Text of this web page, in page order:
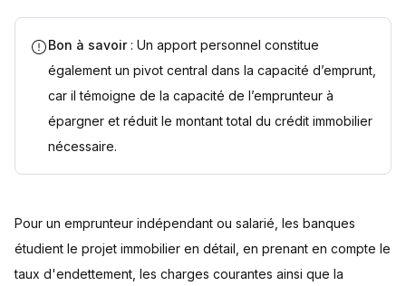
Bon à savoir : Un apport personnel constitue
également un pivot central dans la capacité d’emprunt,
car il témoigne de la capacité de l’emprunteur à
épargner et réduit le montant total du crédit immobilier
nécessaire.
Pour un emprunteur indépendant ou salarié, les banques
étudient le projet immobilier en détail, en prenant en compte le
taux d'endettement, les charges courantes ainsi que la